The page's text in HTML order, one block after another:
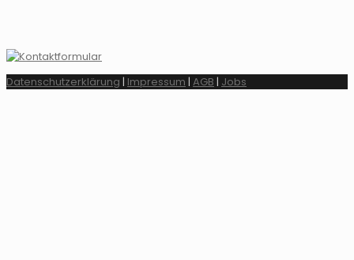
Datenschutzerklärung | Impressum | AGB | Jobs